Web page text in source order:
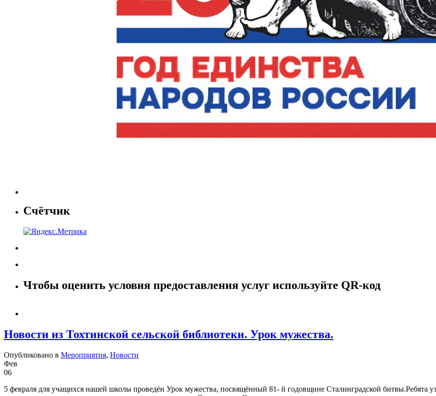
Счётчик
Чтобы оценить условия предоставления услуг используйте QR-код
Новости из Тохтинской сельской библиотеки. Урок мужества.
Опубликовано в Мероприятия, Новости
Фев
06
5 февраля для учащихся нашей школы проведён Урок мужества, посвящённый 81- й годовщине Сталинградской битвы.Ребята